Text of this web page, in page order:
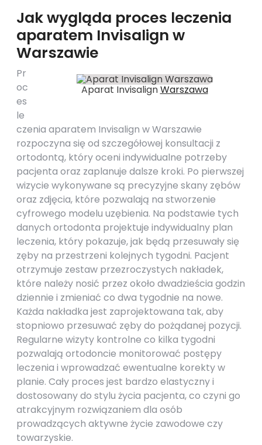
Jak wygląda proces leczenia
aparatem Invisalign w
Warszawie
Aparat InvisalignWarszawa
Pr
oc
es
le
czenia aparatem Invisalign w Warszawie
rozpoczyna się od szczegółowej konsultacji z
ortodontą, który oceni indywidualne potrzeby
pacjenta oraz zaplanuje dalsze kroki. Po pierwszej
wizycie wykonywane są precyzyjne skany zębów
oraz zdjęcia, które pozwalają na stworzenie
cyfrowego modelu uzębienia. Na podstawie tych
danych ortodonta projektuje indywidualny plan
leczenia, który pokazuje, jak będą przesuwały się
zęby na przestrzeni kolejnych tygodni. Pacjent
otrzymuje zestaw przezroczystych nakładek,
które należy nosić przez około dwadzieścia godzin
dziennie i zmieniać co dwa tygodnie na nowe.
Każda nakładka jest zaprojektowana tak, aby
stopniowo przesuwać zęby do pożądanej pozycji.
Regularne wizyty kontrolne co kilka tygodni
pozwalają ortodoncie monitorować postępy
leczenia i wprowadzać ewentualne korekty w
planie. Cały proces jest bardzo elastyczny i
dostosowany do stylu życia pacjenta, co czyni go
atrakcyjnym rozwiązaniem dla osób
prowadzących aktywne życie zawodowe czy
towarzyskie.